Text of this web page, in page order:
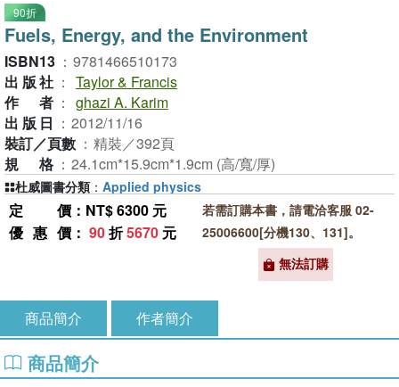
90折
Fuels, Energy, and the Environment
ISBN13 ： 9781466510173
出版社 ： Taylor & Francis
作者 ： ghazi A. Karim
出版日 ： 2012/11/16
裝訂／頁數 ： 精裝／392頁
規格 ： 24.1cm*15.9cm*1.9cm (高/寬/厚)
定價 ：NT$ 6300 元
優惠價 ： 90折5670 元
若需訂購本書，請電洽客服 02-
25006600[分機130、131]。
無法訂購
杜威圖書分類 ： Applied physics
商品簡介 作者簡介
商品簡介